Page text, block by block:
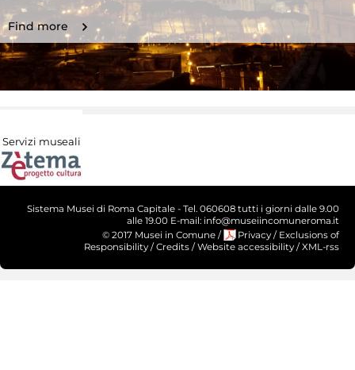
Find more
Servizi museali
Sistema Musei di Roma Capitale - Tel. 060608 tutti i giorni dalle 9.00
alle 19.00 E-mail: info@museiincomuneroma.it
© 2017 Musei in Comune / Privacy / Exclusions of
Responsibility / Credits / Website accessibility / XML-rss